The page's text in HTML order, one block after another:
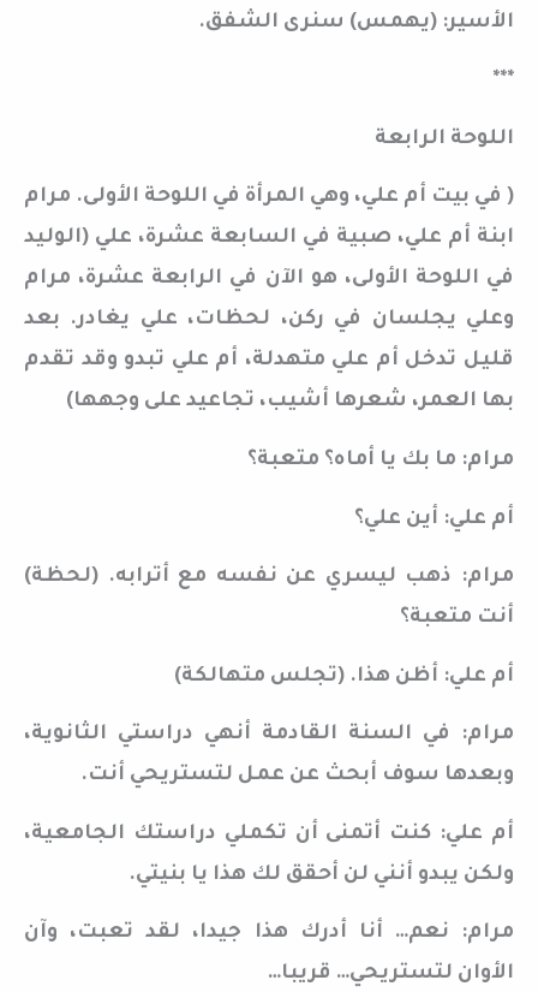
الأسير: (يهمس) سنرى الشفق.
***
اللوحة الرابعة
( في بيت أم علي، وهي المرأة في اللوحة الأولى. مرام
ابنة أم علي، صبية في السابعة عشرة، علي (الوليد
في اللوحة الأولى، هو الآن في الرابعة عشرة، مرام
وعلي يجلسان في ركن، لحظات، علي يغادر. بعد
قليل تدخل أم علي متهدلة، أم علي تبدو وقد تقدم
بها العمر، شعرها أشيب، تجاعيد على وجهها)
مرام: ما بك يا أماه؟ متعبة؟
أم علي: أين علي؟
مرام: ذهب ليسري عن نفسه مع أترابه. (لحظة)
أنت متعبة؟
أم علي: أظن هذا. (تجلس متهالكة)
مرام: في السنة القادمة أنهي دراستي الثانوية،
وبعدها سوف أبحث عن عمل لتستريحي أنت.
أم علي: كنت أتمنى أن تكملي دراستك الجامعية،
ولكن يبدو أنني لن أحقق لك هذا يا بنيتي.
مرام: نعم… أنا أدرك هذا جيدا، لقد تعبت، وآن
الأوان لتستريحي… قريبا…